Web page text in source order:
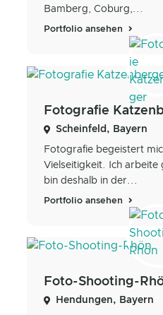
Bamberg, Coburg,...
Portfolio ansehen
Fotografie
Scheinfeld, Bayern
Fotografie begeistert
Vielseitigkeit. Ich arbeite
bin deshalb in der...
Portfolio ansehen
Foto-Shooting-
Hendungen, Bayern